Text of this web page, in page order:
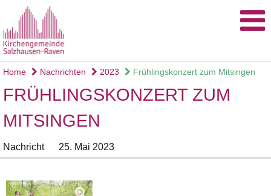
Home Nachrichten 2023 Frühlingskonzert zum Mitsingen
FRÜHLINGSKONZERT ZUM
MITSINGEN
Nachricht 25. Mai 2023